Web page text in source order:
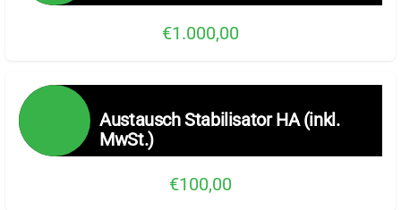
€1.000,00
Austausch Stabilisator HA (inkl.
MwSt.)
€100,00